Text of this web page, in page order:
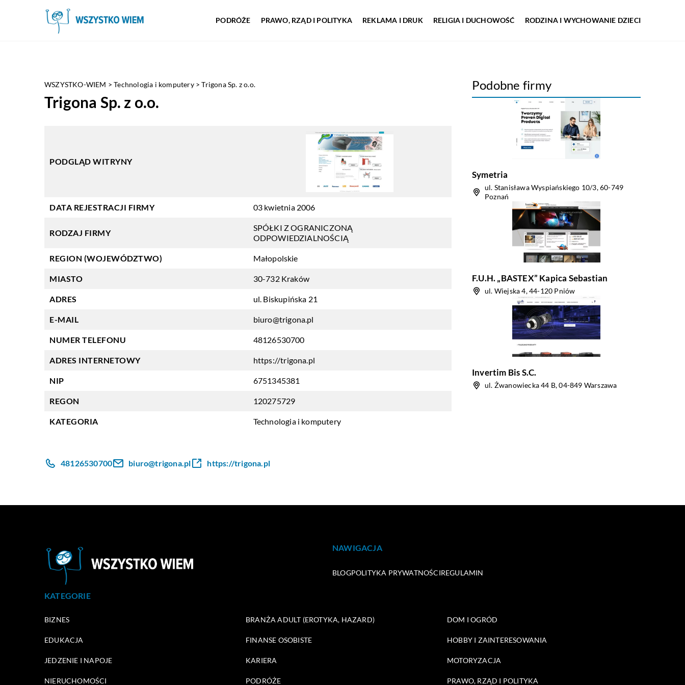
PODRÓŻE PRAWO, RZĄD I POLITYKA REKLAMA I DRUK RELIGIA I DUCHOWOŚĆ RODZINA I WYCHOWANIE DZIECI
WSZYSTKO-WIEM >Technologia i komputery>Trigona Sp. z o.o.
Trigona Sp. z o.o.
PODGLĄD WITRYNY
DATA REJESTRACJI FIRMY 03 kwietnia 2006
RODZAJ FIRMY
SPÓŁKI Z OGRANICZONĄ
ODPOWIEDZIALNOŚCIĄ
REGION (WOJEWÓDZTWO) Małopolskie
MIASTO 30-732 Kraków
ADRES ul. Biskupińska 21
E-MAIL biuro@trigona.pl
NUMER TELEFONU 48126530700
ADRES INTERNETOWY https://trigona.pl
NIP 6751345381
REGON 120275729
KATEGORIA Technologia i komputery
Podobne firmy
Symetria
ul. Stanisława Wyspiańskiego 10/3, 60-749
Poznań
F.U.H. „BASTEX” Kapica Sebastian
ul. Wiejska 4, 44-120 Pniów
Invertim Bis S.C.
ul. Żwanowiecka 44 B, 04-849 Warszawa
48126530700 biuro@trigona.pl https://trigona.pl
NAWIGACJA
BLOGPOLITYKA PRYWATNOŚCIREGULAMIN
KATEGORIE
BIZNES BRANŻA ADULT (EROTYKA, HAZARD) DOM I OGRÓD
EDUKACJA FINANSE OSOBISTE HOBBY I ZAINTERESOWANIA
JEDZENIE I NAPOJE KARIERA MOTORYZACJA
NIERUCHOMOŚCI PODRÓŻE PRAWO, RZĄD I POLITYKA